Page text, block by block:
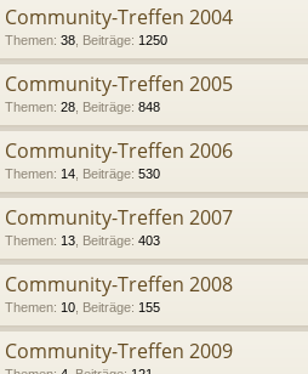
Community-Treffen 2004
Themen: 38 Beiträge: 1250
Community-Treffen 2005
Themen: 28 Beiträge: 848
Community-Treffen 2006
Themen: 14 Beiträge: 530
Community-Treffen 2007
Themen: 13 Beiträge: 403
Community-Treffen 2008
Themen: 10 Beiträge: 155
Community-Treffen 2009